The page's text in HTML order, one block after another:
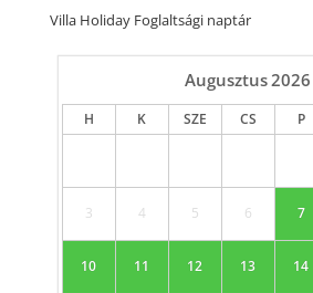
Villa Holiday Foglaltsági naptár
Augusztus2026
H K SZE CS P
3 4 5 6 7
10 11 12 13 14